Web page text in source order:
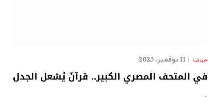
حياتنا 11 نوفمبر، 2025
في المتحف المصري الكبير.. قرآنٌ يُشعل الجدل
…